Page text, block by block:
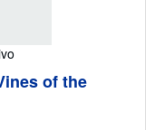
of the